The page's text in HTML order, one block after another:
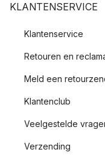
KLANTENSERVICE
Klantenservice
Retouren en
Meld een
Klantenclub
Veelgestelde
Verzending